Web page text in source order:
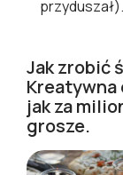
przyduszał).
Jak zrobić
jak za
grosze.